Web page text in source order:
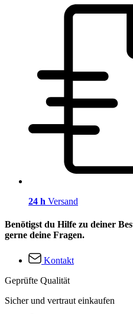
24 h Versand
Benötigst du Hilfe zu deiner
gerne deine Fragen.
Kontakt
Geprüfte Qualität
Sicher und vertraut einkaufen